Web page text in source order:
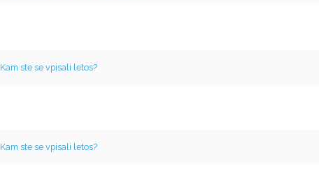
Kam ste se vpisali letos?
Kam ste se vpisali letos?